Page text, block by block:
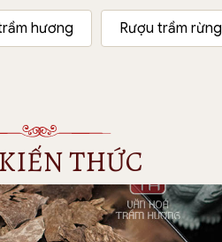
hương Rượu trầm rừng
THỨC